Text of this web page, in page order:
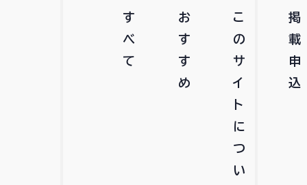
す
べ
て
お
す
す
め
こ
の
サ
イ
ト
に
つ
い
掲
載
申
込